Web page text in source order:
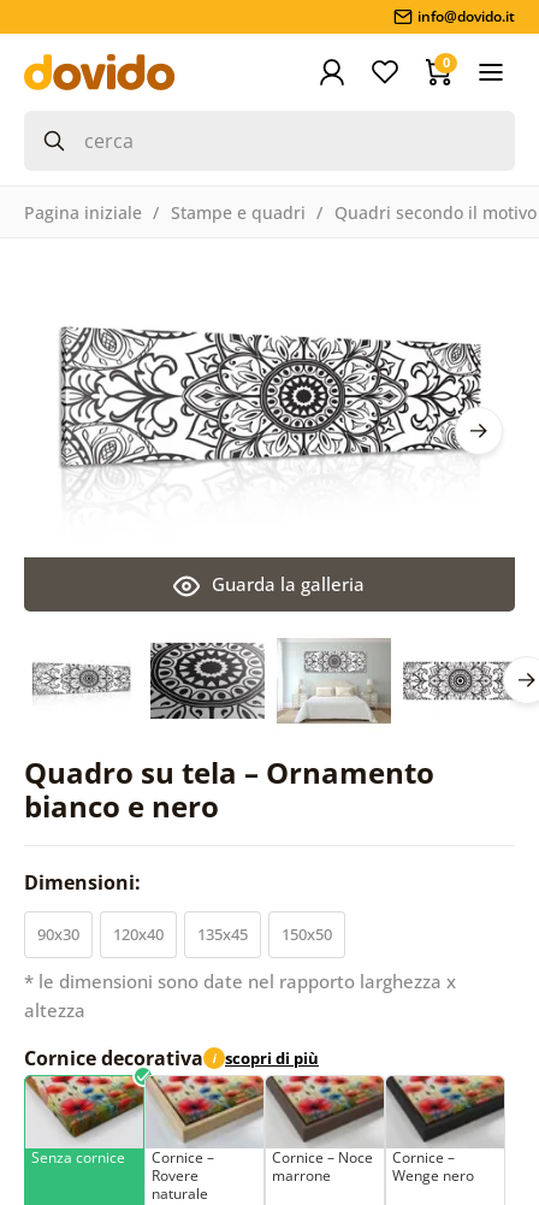
info@dovido.it
0
Pagina iniziale Stampe e quadri Quadri secondo il motivo
Quadro su tela – Ornamento
bianco e nero
Guarda la galleria
Dimensioni:
90x30 120x40 135x45 150x50
* le dimensioni sono date nel rapporto larghezza x
altezza
Cornice decorativa i scopri di più
Senza cornice
Cornice –
Rovere
naturale
Cornice – Noce
marrone
Cornice –
Wenge nero